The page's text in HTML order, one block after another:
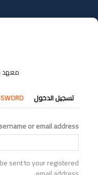
إلى
المحتوى
معهد
التبويبات
الأساسية
تسجيل الدخول
or email address
sent to your registered